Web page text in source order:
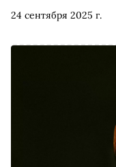
24 сентября 2025 г.
Киров?